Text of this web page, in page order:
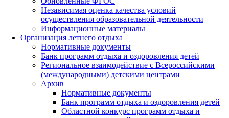
Независимая оценка качества условий
осуществления образовательной деятельности
Информационные материалы
Организация летнего отдыха
Нормативные документы
Банк программ отдыха и оздоровления детей
Региональное взаимодействие с Всероссийскими
(международными) детскими центрами
Архив
Нормативные документы
Банк программ отдыха и оздоровления детей
Областной конкурс программ отдыха и